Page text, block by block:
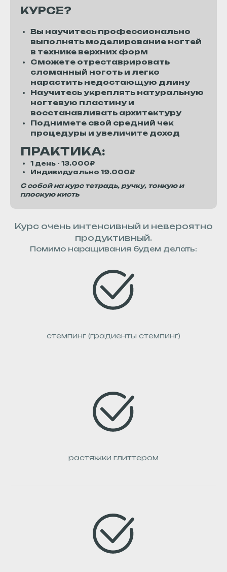
КУРСЕ?
Вы научитесь профессионально
выполнять моделирование ногтей
в технике верхних форм
Сможете отреставрировать
сломанный ноготь и легко
нарастить недостающую длину
Научитесь укреплять натуральную
ногтевую пластину и
восстанавливать архитектуру
Поднимете свой средний чек
процедуры и увеличите доход
ПРАКТИКА:
1 день - 13.000₽
Индивидуально 19.000₽
С собой на курс тетрадь, ручку, тонкую и
плоскую кисть
Курс очень интенсивный и невероятно
продуктивный.
Помимо наращивания будем делать:
стемпинг (градиенты стемпинг)
растяжки глиттером